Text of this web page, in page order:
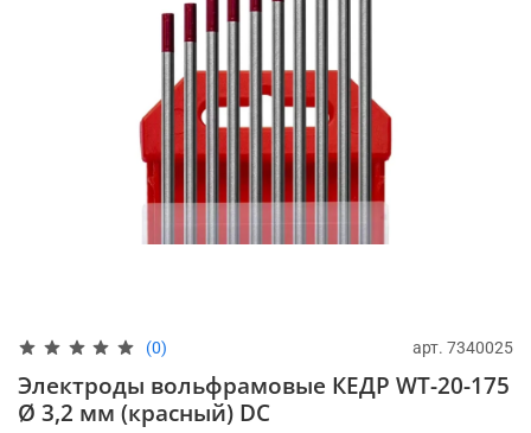
(0) арт. 7340025
Электроды вольфрамовые КЕДР WT-20-175
Ø 3,2 мм (красный) DC